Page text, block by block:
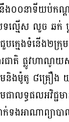
០នាទីយប់កណ្តា
បទល្មេីស លួច ឆ
ងទំនើង២ក្រុម
ជាតិ ផ្លូវហាណូ
និងម៉ូតូ ៨គ្រឿង
ជាលទ្ធផលអវិជ្ជ
ងអាណាព្យាបា